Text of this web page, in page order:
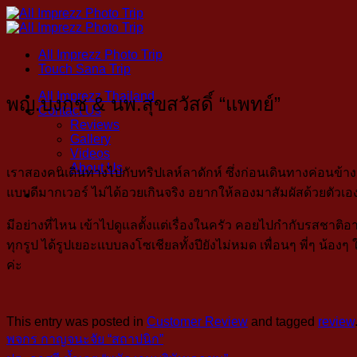
Skip
to
All Imprezz Photo Trip
Touch Sana Trip
All Imprezz Thailand
Contact Us
Reviews
Gallery
Videos
About Us
พญ.บงกช & นพ.สุขสวัสดิ์ “แพทย์”
เราสองคนเดินทางไปกับทริปเลห์ลาดักห์ ซึ่งก่อนเดินทางค่อนข้า
แบบดีมากเวอร์ ไม่ได้อวยเกินจริง อยากให้ลองมาสัมผัสด้วยตัวเอ
มีอย่างที่ไหน เข้าไปดูแลตั้งแต่เรื่องในครัว คอยไปกำกับรสชา
ทุกรูป ได้รูปเยอะแบบลงโซเชียลทั้งปียังไม่หมด เพื่อนๆ พี่ๆ น้อ
ค่ะ
This entry was posted in Customer Review and tagged review.
พจกร กาญจนะจัย “สถาปนิก”